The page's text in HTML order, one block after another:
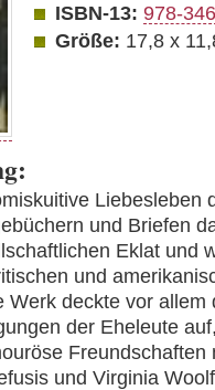
ISBN-13:978-
Größe: 17,8 x
Liebesleben
und Briefen
Eklat und
und
Werk deckte vor allem
der Eheleute
Freundschaften
und Virginia